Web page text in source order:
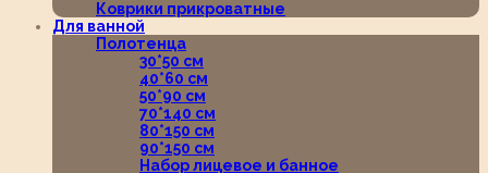
Коврики прикроватные
Для ванной
Полотенца
30*50 см
40*60 см
50*90 см
70*140 см
80*150 см
90*150 см
Набор лицевое и банное